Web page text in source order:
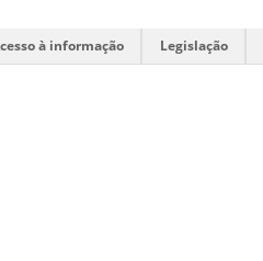
à informação Legislação